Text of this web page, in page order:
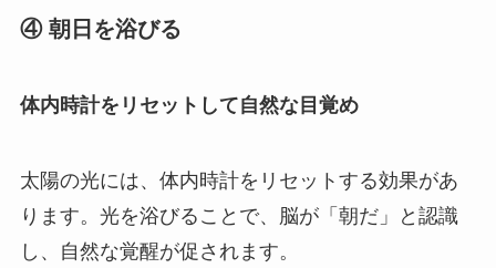
④ 朝日を浴びる
体内時計をリセットして自然な目覚め
太陽の光には、体内時計をリセットする効果があ
ります。光を浴びることで、脳が「朝だ」と認識
し、自然な覚醒が促されます。